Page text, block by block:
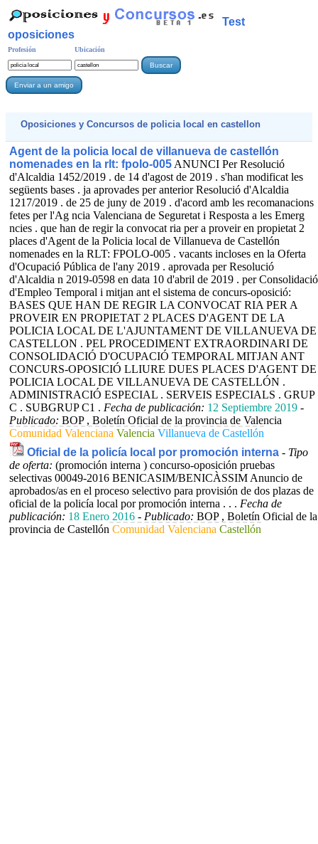
Test
oposiciones
Profesión Ubicación
Oposiciones y Concursos de policia local en castellon
Agent de la policia local de villanueva de castellón
nomenades en la rlt: fpolo-005 ANUNCI Per Resolució
d'Alcaldia 1452/2019 . de 14 d'agost de 2019 . s'han modificat les
següents bases . ja aprovades per anterior Resolució d'Alcaldia
1217/2019 . de 25 de juny de 2019 . d'acord amb les recomanacions
fetes per l'Ag ncia Valenciana de Seguretat i Resposta a les Emerg
ncies . que han de regir la convocat ria per a proveir en propietat 2
places d'Agent de la Policia local de Villanueva de Castellón
nomenades en la RLT: FPOLO-005 . vacants incloses en la Oferta
d'Ocupació Pública de l'any 2019 . aprovada per Resolució
d'Alcaldia n 2019-0598 en data 10 d'abril de 2019 . per Consolidació
d'Empleo Temporal i mitjan ant el sistema de concurs-oposició:
BASES QUE HAN DE REGIR LA CONVOCAT RIA PER A
PROVEIR EN PROPIETAT 2 PLACES D'AGENT DE LA
POLICIA LOCAL DE L'AJUNTAMENT DE VILLANUEVA DE
CASTELLON . PEL PROCEDIMENT EXTRAORDINARI DE
CONSOLIDACIÓ D'OCUPACIÓ TEMPORAL MITJAN ANT
CONCURS-OPOSICIÓ LLIURE DUES PLACES D'AGENT DE
POLICIA LOCAL DE VILLANUEVA DE CASTELLÓN .
ADMINISTRACIÓ ESPECIAL . SERVEIS ESPECIALS . GRUP
C . SUBGRUP C1 . Fecha de publicación: 12 Septiembre 2019 -
Publicado: BOP , Boletín Oficial de la provincia de Valencia
Comunidad Valenciana Valencia Villanueva de Castellón
Oficial de la policía local por promoción interna - Tipo
de oferta: (promoción interna ) concurso-oposición pruebas
selectivas 00049-2016 BENICASIM/BENICÀSSIM Anuncio de
aprobados/as en el proceso selectivo para provisión de dos plazas de
oficial de la policía local por promoción interna . . . Fecha de
publicación: 18 Enero 2016 - Publicado: BOP , Boletín Oficial de la
provincia de Castellón Comunidad Valenciana Castellón